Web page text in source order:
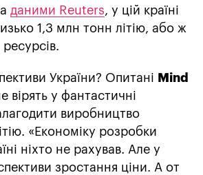
даними Reuters, у цій країні
1,3 млн тонн літію, або ж
ресурсів.
України? Опитані Mind
вірять у фантастичні
виробництво
«Економіку розробки
ніхто не рахував. Але у
зростання ціни. А от